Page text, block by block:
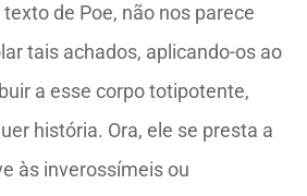
de Poe, não nos parece
tais achados, aplicando-os ao
a esse corpo totipotente,
história. Ora, ele se presta a
às inverossímeis ou